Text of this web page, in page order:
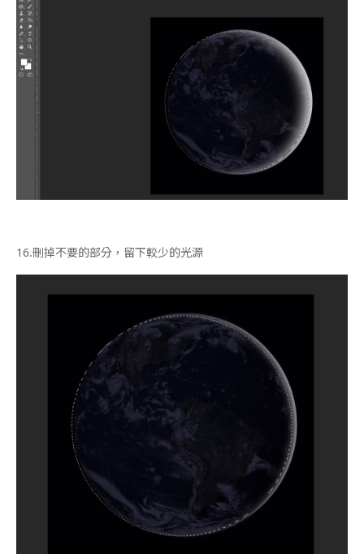
16.刪掉不要的部分，留下較少的光源